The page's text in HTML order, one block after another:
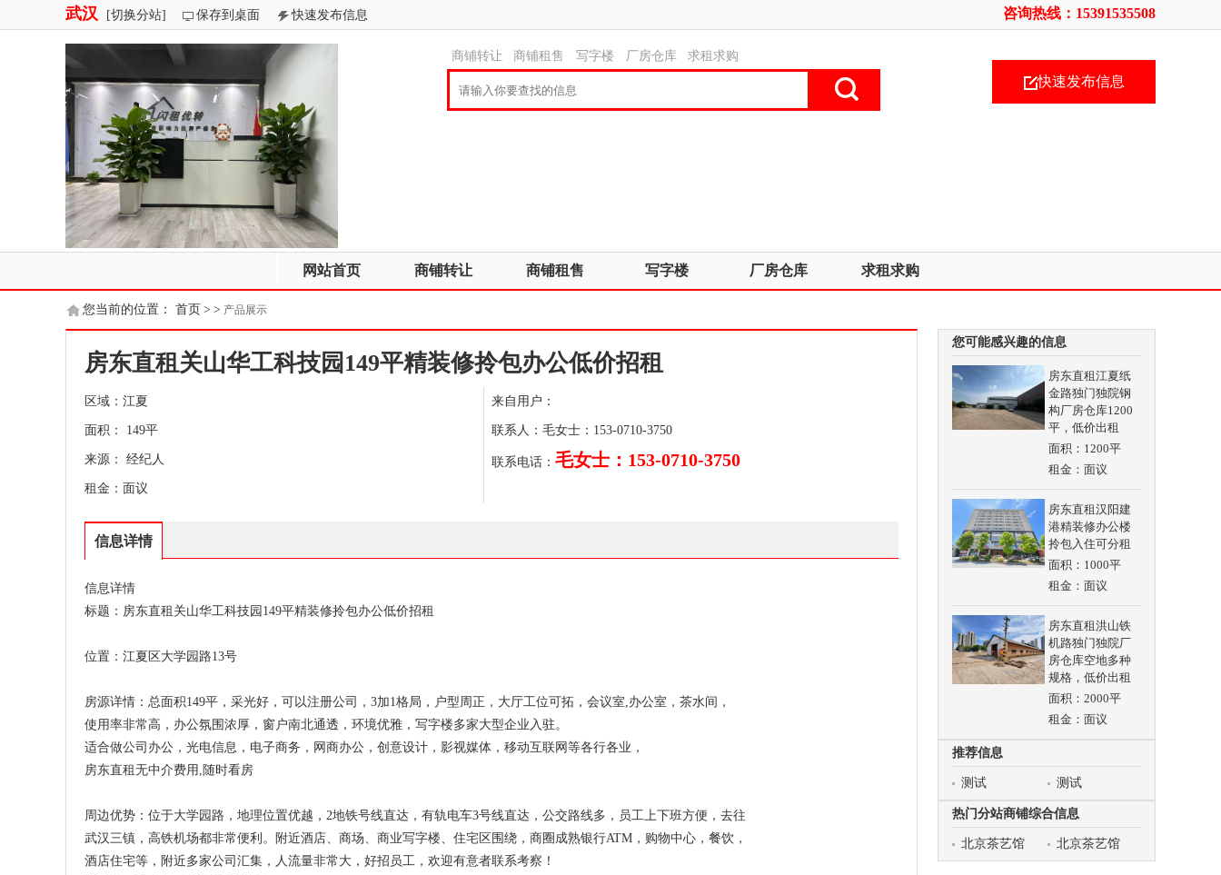
武汉 [切换分站] 保存到桌面 快速发布信息 咨询热线：15391535508
商铺转让 商铺租售 写字楼 厂房仓库 求租求购
快速发布信息
网站首页 商铺转让 商铺租售 写字楼 厂房仓库 求租求购
您当前的位置： 首页 > > 产品展示
房东直租关山华工科技园149平精装修拎包办公低价招租
区域：江夏
面积： 149平
来源： 经纪人
租金：面议
来自用户：
联系人：毛女士：153-0710-3750
联系电话： 毛女士：153-0710-3750
信息详情
信息详情
标题：房东直租关山华工科技园149平精装修拎包办公低价招租
位置：江夏区大学园路13号
房源详情：总面积149平，采光好，可以注册公司，3加1格局，户型周正，大厅工位可拓，会议室,办公室，茶水间，
使用率非常高，办公氛围浓厚，窗户南北通透，环境优雅，写字楼多家大型企业入驻。
适合做公司办公，光电信息，电子商务，网商办公，创意设计，影视媒体，移动互联网等各行各业，
房东直租无中介费用,随时看房
周边优势：位于大学园路，地理位置优越，2地铁号线直达，有轨电车3号线直达，公交路线多，员工上下班方便，去往
武汉三镇，高铁机场都非常便利。附近酒店、商场、商业写字楼、住宅区围绕，商圈成熟银行ATM，购物中心，餐饮，
酒店住宅等，附近多家公司汇集，人流量非常大，好招员工，欢迎有意者联系考察！
您可能感兴趣的信息
房东直租江夏纸
金路独门独院钢
构厂房仓库1200
平，低价出租
面积：1200平
租金：面议
房东直租汉阳建
港精装修办公楼
拎包入住可分租
面积：1000平
租金：面议
房东直租洪山铁
机路独门独院厂
房仓库空地多种
规格，低价出租
面积：2000平
租金：面议
推荐信息
测试 测试
热门分站商铺综合信息
北京茶艺馆 北京茶艺馆